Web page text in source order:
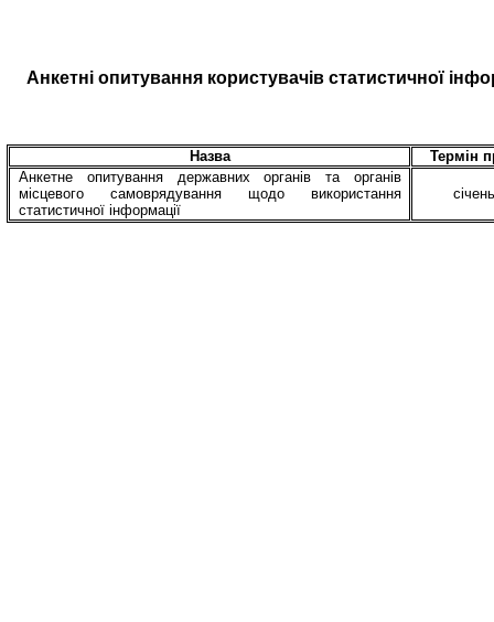
Анкетні опитування користувачів статистичної
Назва
Термін
Анкетне
опитування
державних органів та органів
місцевого самоврядування щодо використання
статистичної інформації